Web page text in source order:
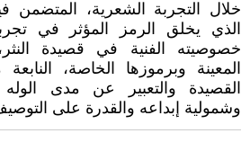
خلال التجربة الشعرية، المتضمن
الذي يخلق الرمز المؤثر في
خصوصيته الفنية في قصيدة النثر،
المعينة وبرموزها الخاصة،
القصيدة والتعبير عن مدى
وشمولية إبداعه والقدرة على